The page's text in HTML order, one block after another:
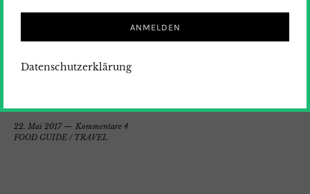
sympathisches Team. Ein schöner Ort um die
22. Mai 2017
Kommentare 4
FOOD GUIDE / TRAVEL
Datenschutzerklärung